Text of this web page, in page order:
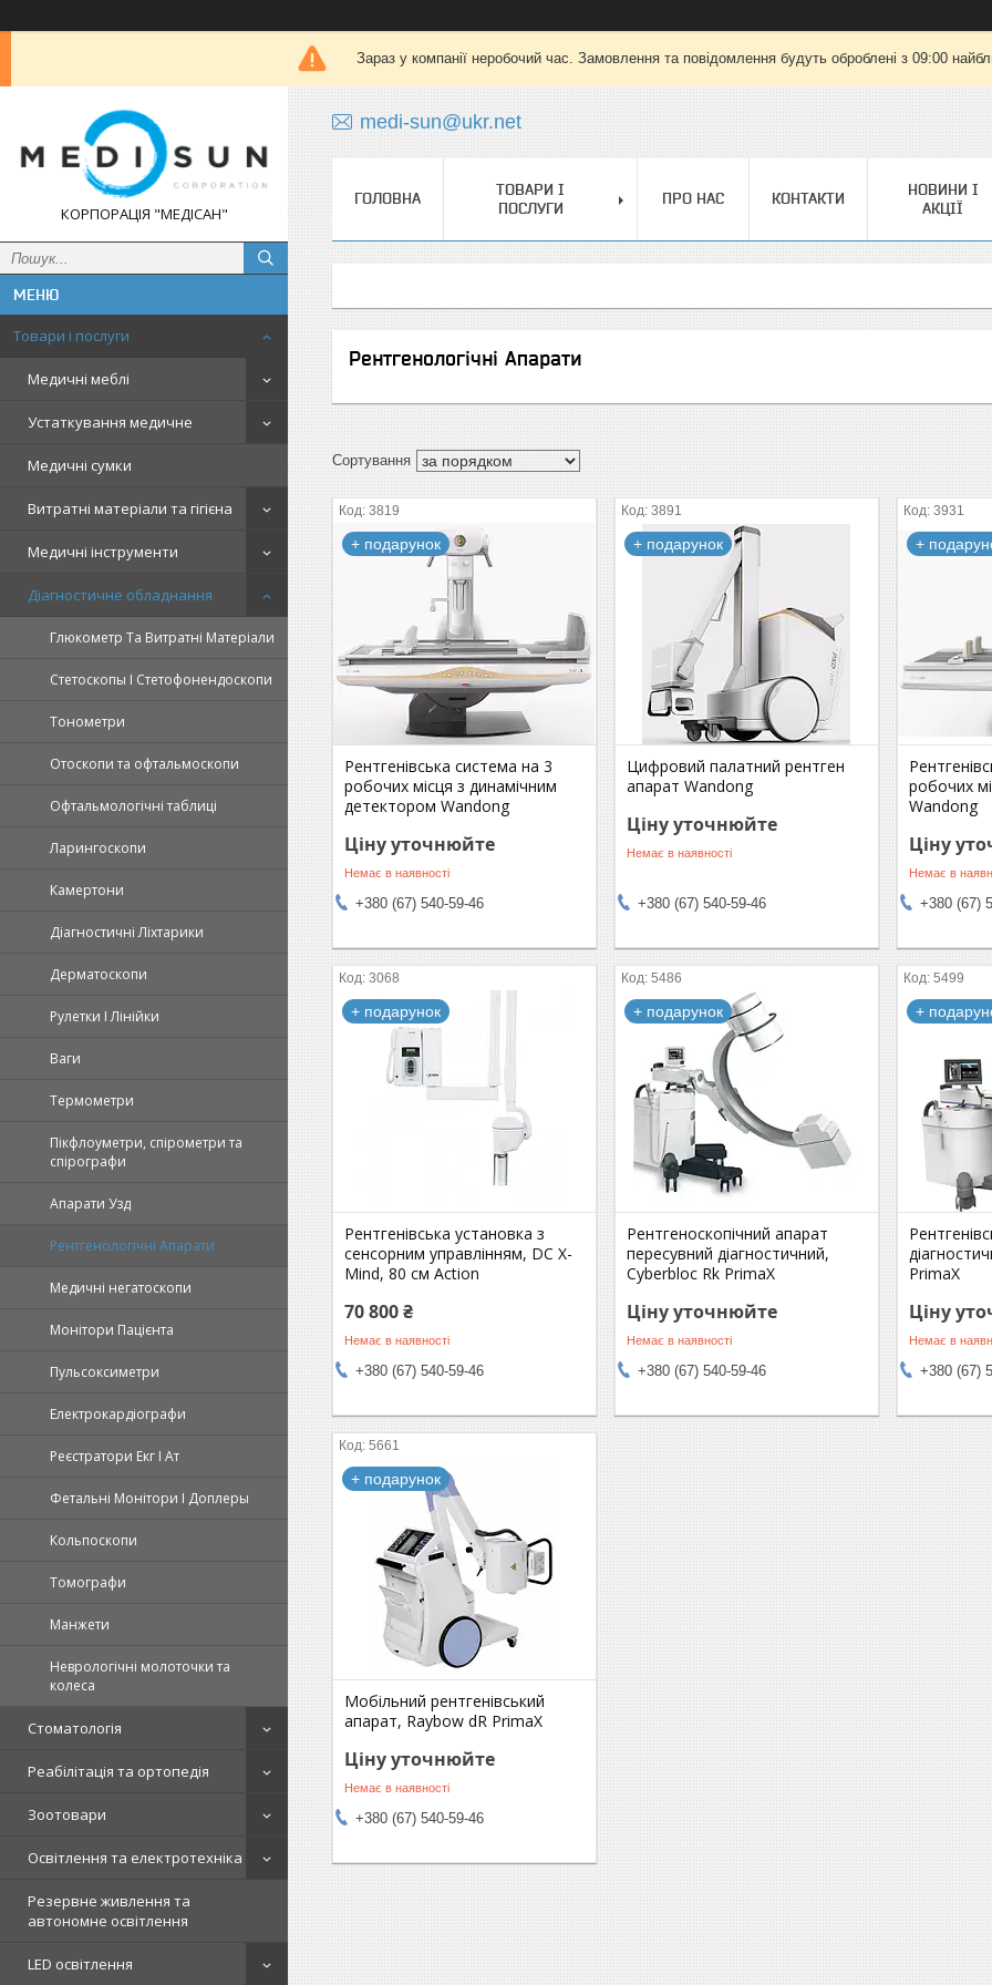
Зараз у компанії неробочий час. Замовлення та повідомлення будуть оброблені з 09:00
КОРПОРАЦІЯ "МЕДІСАН"
Товари і послуги
Медичні меблі
Устаткування медичне
Медичні сумки
Витратні матеріали та гігієна
Медичні інструменти
Діагностичне обладнання
Глюкометр Та Витратні Матеріали
Стетоскопы І Стетофонендоскопи
Тонометри
Отоскопи та офтальмоскопи
Офтальмологічні таблиці
Ларингоскопи
Камертони
Діагностичні Ліхтарики
Дерматоскопи
Рулетки І Лінійки
Ваги
Термометри
Пікфлоуметри, спірометри та
спірографи
Апарати Узд
Рентгенологічні Апарати
Медичні негатоскопи
Монітори Пацієнта
Пульсоксиметри
Електрокардіографи
Реєстратори Екг І Ат
Фетальні Монітори І Доплеры
Кольпоскопи
Томографи
Манжети
Неврологічні молоточки та
колеса
Стоматологія
Реабілітація та ортопедія
Зоотовари
Освітлення та електротехніка
Резервне живлення та
автономне освітлення
LED освітлення
medi-sun@ukr.net
ГОЛОВНА
ТОВАРИ І
ПОСЛУГИ
ПРО НАС КОНТАКТИ
НОВИНИ І
АКЦІЇ
Рентгенологічні Апарати
3819
+ подарунок
Рентгенівська система на 3
робочих місця з динамічним
детектором Wandong
Ціну уточнюйте
Немає в наявності
+380 (67) 540-59-46
3891
+ подарунок
Цифровий палатний рентген
апарат Wandong
Ціну уточнюйте
Немає в наявності
+380 (67) 540-59-46
3931
+
робочих
Wandong
Ціну
Немає в
+380 (67)
3068
+ подарунок
Рентгенівська установка з
сенсорним управлінням, DC X-
Mind, 80 см Action
70 800 ₴
Немає в наявності
+380 (67) 540-59-46
5486
+ подарунок
Рентгеноскопічний апарат
пересувний діагностичний,
Cyberbloc Rk PrimaX
Ціну уточнюйте
Немає в наявності
+380 (67) 540-59-46
5499
+
PrimaX
Ціну
Немає в
+380 (67)
5661
+ подарунок
Мобільний рентгенівський
апарат, Raybow dR PrimaX
Ціну уточнюйте
Немає в наявності
+380 (67) 540-59-46